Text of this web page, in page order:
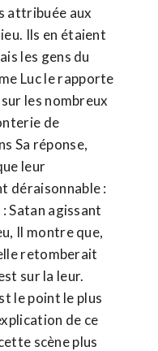
attribuée aux
Ils en étaient
les gens du
Luc le rapporte
les nombreux
de
Sa réponse,
leur
déraisonnable :
Satan agissant
Il montre que,
retomberait
sur la leur.
le point le plus
de ce
scène plus